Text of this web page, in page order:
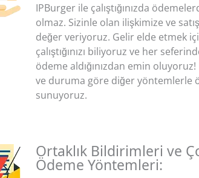
IPBurger ile çalıştığınızda
olmaz. Sizinle olan ilişkimize ve satış
değer veriyoruz. Gelir elde etmek
çalıştığınızı biliyoruz ve her
ödeme aldığınızdan emin oluyoruz!
ve duruma göre diğer yöntemlerle
sunuyoruz.
Ortaklık Bildirimleri ve
Ödeme Yöntemleri: